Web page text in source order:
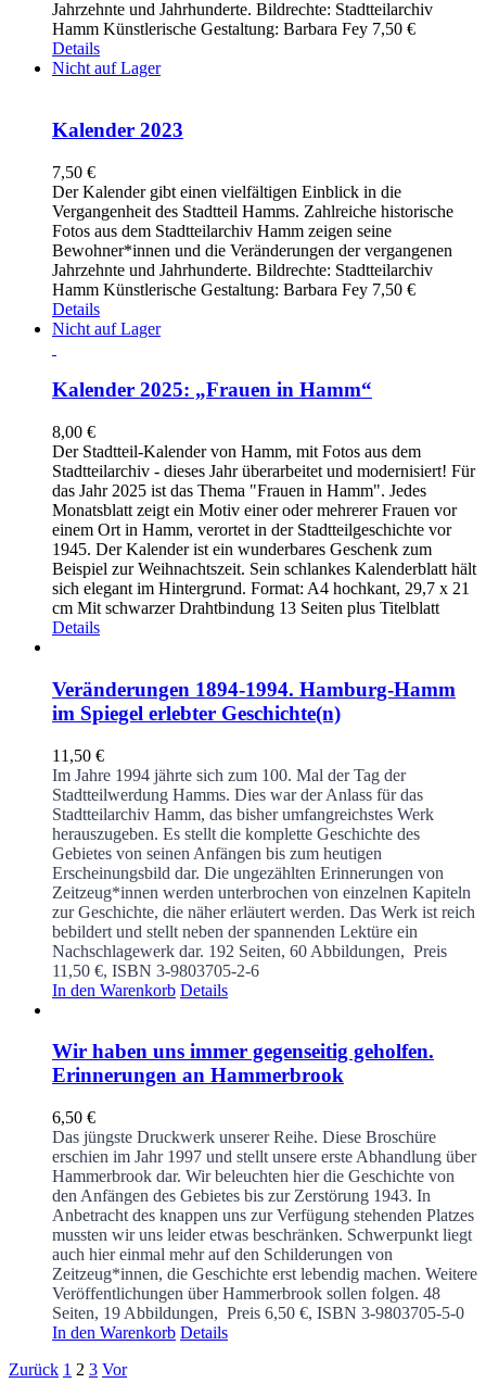
Jahrzehnte und Jahrhunderte. Bildrechte: Stadtteilarchiv
Hamm Künstlerische Gestaltung: Barbara Fey 7,50 €
Details
Nicht auf Lager
Kalender 2023
7,50 €
Der Kalender gibt einen vielfältigen Einblick in die
Vergangenheit des Stadtteil Hamms. Zahlreiche historische
Fotos aus dem Stadtteilarchiv Hamm zeigen seine
Bewohner*innen und die Veränderungen der vergangenen
Jahrzehnte und Jahrhunderte. Bildrechte: Stadtteilarchiv
Hamm Künstlerische Gestaltung: Barbara Fey 7,50 €
Details
Nicht auf Lager
Kalender 2025: „Frauen in Hamm“
8,00 €
Der Stadtteil-Kalender von Hamm, mit Fotos aus dem
Stadtteilarchiv - dieses Jahr überarbeitet und modernisiert! Für
das Jahr 2025 ist das Thema "Frauen in Hamm". Jedes
Monatsblatt zeigt ein Motiv einer oder mehrerer Frauen vor
einem Ort in Hamm, verortet in der Stadtteilgeschichte vor
1945. Der Kalender ist ein wunderbares Geschenk zum
Beispiel zur Weihnachtszeit. Sein schlankes Kalenderblatt hält
sich elegant im Hintergrund. Format: A4 hochkant, 29,7 x 21
cm Mit schwarzer Drahtbindung 13 Seiten plus Titelblatt
Details
Veränderungen 1894-1994. Hamburg-Hamm
im Spiegel erlebter Geschichte(n)
11,50 €
Im Jahre 1994 jährte sich zum 100. Mal der Tag der
Stadtteilwerdung Hamms. Dies war der Anlass für das
Stadtteilarchiv Hamm, das bisher umfangreichstes Werk
herauszugeben. Es stellt die komplette Geschichte des
Gebietes von seinen Anfängen bis zum heutigen
Erscheinungsbild dar. Die ungezählten Erinnerungen von
Zeitzeug*innen werden unterbrochen von einzelnen Kapiteln
zur Geschichte, die näher erläutert werden. Das Werk ist reich
bebildert und stellt neben der spannenden Lektüre ein
Nachschlagewerk dar. 192 Seiten, 60 Abbildungen, Preis
11,50 €, ISBN 3-9803705-2-6
In den Warenkorb Details
Wir haben uns immer gegenseitig geholfen.
Erinnerungen an Hammerbrook
6,50 €
Das jüngste Druckwerk unserer Reihe. Diese Broschüre
erschien im Jahr 1997 und stellt unsere erste Abhandlung über
Hammerbrook dar. Wir beleuchten hier die Geschichte von
den Anfängen des Gebietes bis zur Zerstörung 1943. In
Anbetracht des knappen uns zur Verfügung stehenden Platzes
mussten wir uns leider etwas beschränken. Schwerpunkt liegt
auch hier einmal mehr auf den Schilderungen von
Zeitzeug*innen, die Geschichte erst lebendig machen. Weitere
Veröffentlichungen über Hammerbrook sollen folgen. 48
Seiten, 19 Abbildungen, Preis 6,50 €, ISBN 3-9803705-5-0
In den Warenkorb Details
Zurück 1 2 3 Vor